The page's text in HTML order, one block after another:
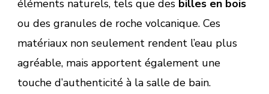
éléments naturels, tels que des billes en bois
ou des granules de roche volcanique. Ces
matériaux non seulement rendent l’eau plus
agréable, mais apportent également une
touche d’authenticité à la salle de bain.